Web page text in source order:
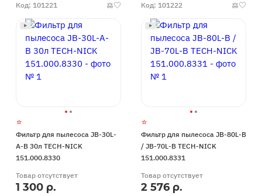
Код: 101221
Фильтр для пылесоса JB-30L-
A-B 30л TECH-NICK
151.000.8330
Товар отсутствует
1 300 р.
Код: 101222
Фильтр для пылесоса JB-80L-B
/ JB-70L-B TECH-NICK
151.000.8331
Товар отсутствует
2 576 р.